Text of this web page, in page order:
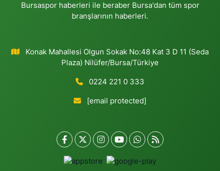
Bursaspor haberleri ile beraber Bursa'dan tüm spor
branşlarının haberleri.
Konak Mahallesi Olgun Sokak No:48 Kat 3 D 11 (Seda
Plaza) Nilüfer/Bursa/Türkiye
0224 221 0 333
[email protected]